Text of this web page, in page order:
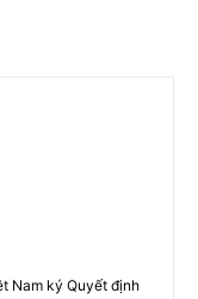
Nam ký Quyết định